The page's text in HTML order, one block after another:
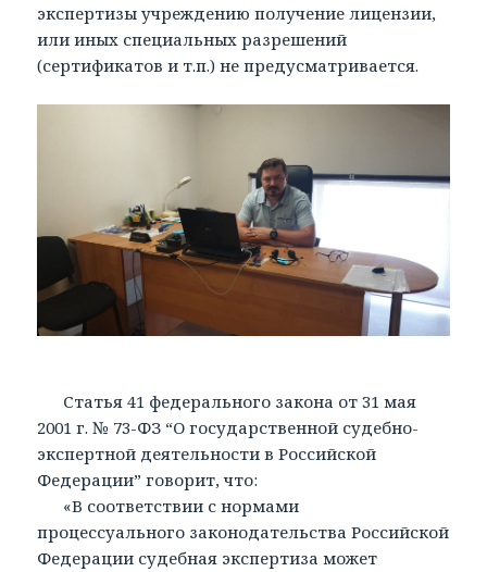
экспертизы учреждению получение лицензии,
или иных специальных разрешений
(сертификатов и т.п.) не предусматривается.
Статья 41 федерального закона от 31 мая
2001 г. № 73-ФЗ “О государственной судебно-
экспертной деятельности в Российской
Федерации” говорит, что:
«В соответствии с нормами
процессуального законодательства Российской
Федерации судебная экспертиза может